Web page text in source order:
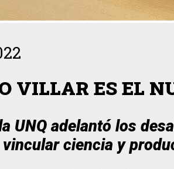
VILLAR ES EL
UNQ adelantó los
ciencia y